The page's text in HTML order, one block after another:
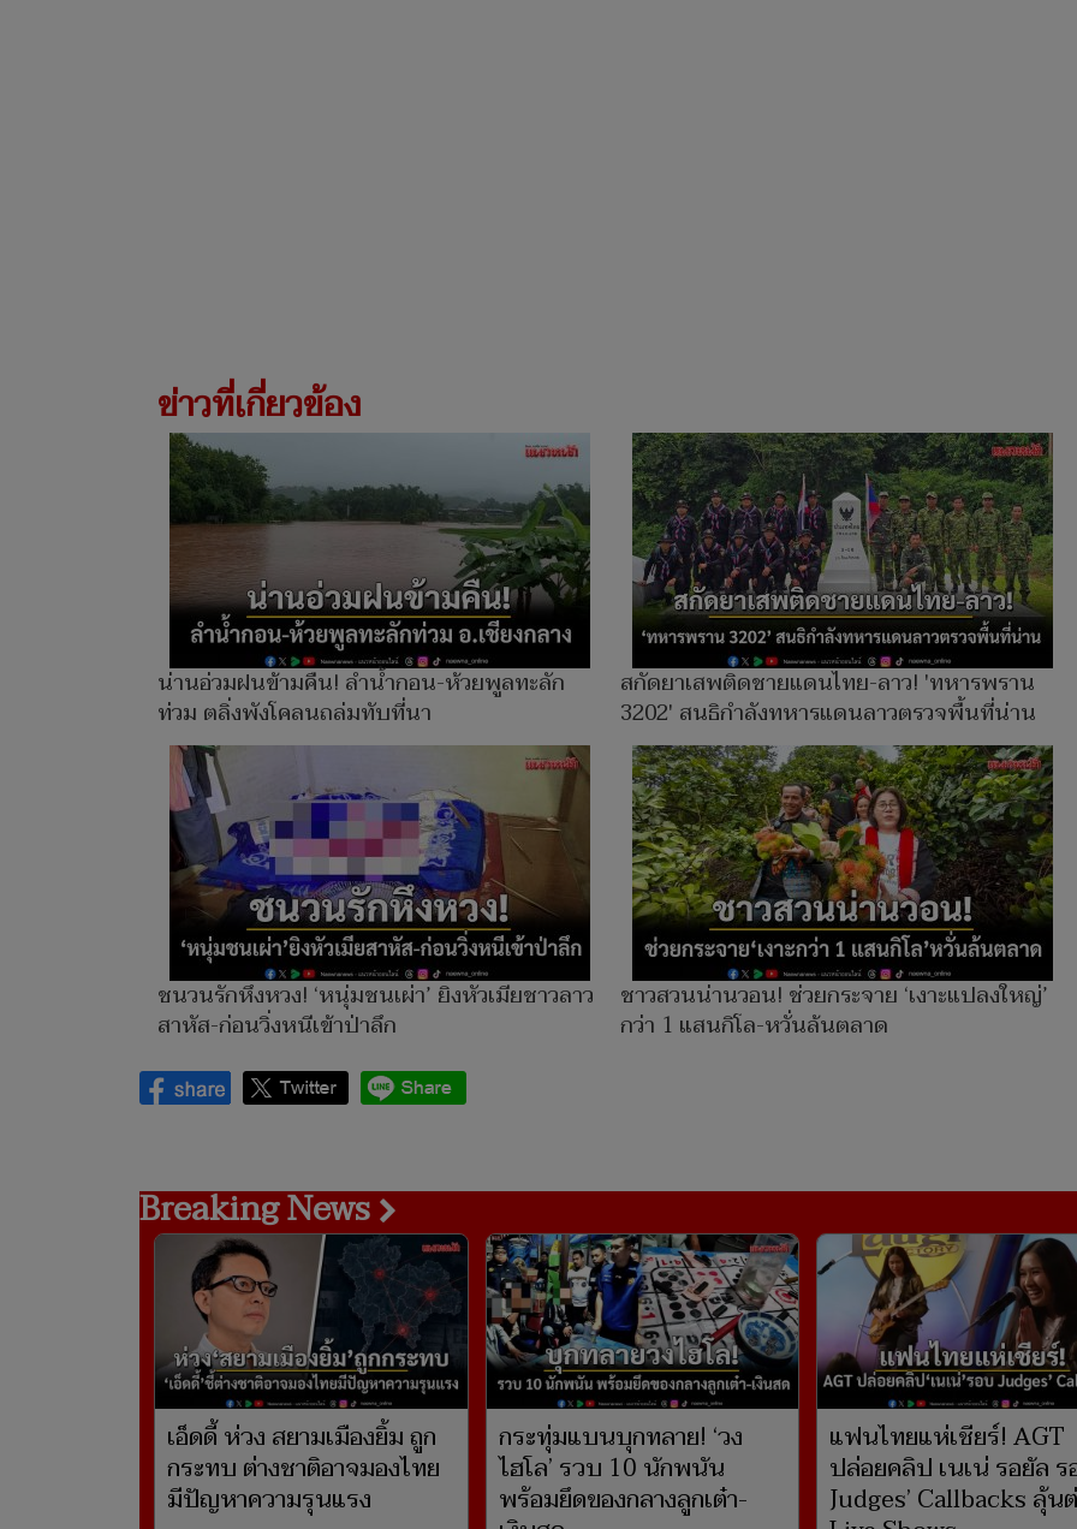
ข่าวที่เกี่ยวข้อง
น่านอ่วมฝนข้ามคืน! ลำน้ำกอน-ห้วยพูลทะลัก
ท่วม ตลิ่งพังโคลนถล่มทับที่นา
สกัดยาเสพติดชายแดนไทย-ลาว! 'ทหารพราน
3202' สนธิกำลังทหารแดนลาวตรวจพื้นที่น่าน
ชนวนรักหึงหวง! ‘หนุ่มชนเผ่า’ ยิงหัวเมียชาวลาว
สาหัส-ก่อนวิ่งหนีเข้าป่าลึก
ชาวสวนน่านวอน! ช่วยกระจาย ‘เงาะแปลงใหญ่’
กว่า 1 แสนกิโล-หวั่นล้นตลาด
Breaking News
เอ็ดดี้ ห่วง สยามเมืองยิ้ม ถูก
กระทบ ต่างชาติอาจมองไทย
มีปัญหาความรุนแรง
กระทุ่มแบนบุกทลาย! ‘วง
ไฮโล’ รวบ 10 นักพนัน
พร้อมยึดของกลางลูกเต๋า-
แฟนไทยแห่เชียร์! AGT
ปล่อยคลิป เนเน่ รอยัล
Judges’ Callbacks ลุ้น